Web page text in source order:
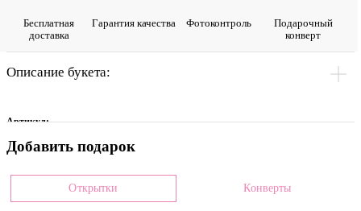
Бесплатная
доставка
Гарантия качества Фото­контроль
Подарочный
конверт
Описание букета:
Артикул:
0017848
Цвет
Микс
Добавить подарок
Открытки Конверты